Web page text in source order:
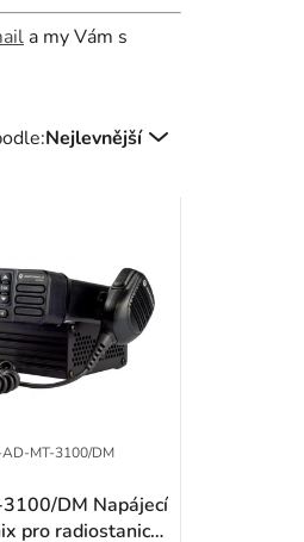
a my Vám s
Nejlevnější
DM Napájecí
pro radiostanice
MT-3100/DM